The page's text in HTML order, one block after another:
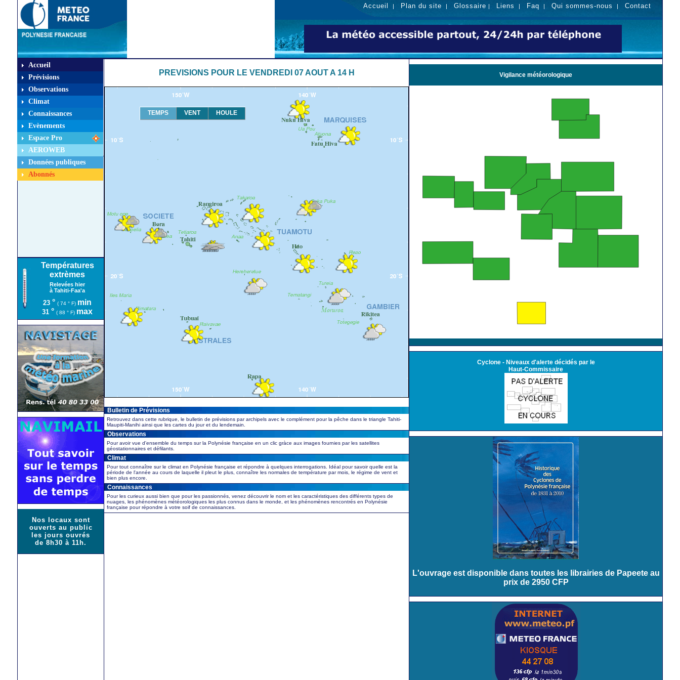
Accueil
Prévisions
Observations
Climat
Connaissances
Evènements
Espace Pro
AEROWEB
Données publiques
Abonnés
Accueil | Plan du site | Glossaire | Liens | Faq | Qui sommes-nous | Contact
Températures
extrèmes
Relevées hier
à Tahiti-Faa'a
23 ° ( 74 ° F) min
31 ° ( 88 ° F) max
Nos locaux sont
ouverts au public
les jours ouvrés
de 8h30 à 11h.
PREVISIONS POUR LE VENDREDI 07 AOUT A 14 H
TEMPS VENT HOULE
Bulletin de Prévisions
Retrouvez dans cette rubrique, le bulletin de prévisions par archipels avec le complément pour la pêche dans le triangle Tahiti-
Maupiti-Manihi ainsi que les cartes du jour et du lendemain.
Observations
Pour avoir vue d'ensemble du temps sur la Polynésie française en un clic gràce aux images fournies par les satellites
géostationnaires et défilants.
Climat
Pour tout connaître sur le climat en Polynésie française et répondre à quelques interrogations. Idéal pour savoir quelle est la
période de l'année au cours de laquelle il pleut le plus, connaître les normales de température par mois, le régime de vent et
bien plus encore.
Connaissances
Pour les curieux aussi bien que pour les passionnés, venez découvrir le nom et les caractéristiques des différents types de
nuages, les phénomènes météorologiques les plus connus dans le monde, et les phénomènes rencontrés en Polynésie
française pour répondre à votre soif de connaissances.
Vigilance météorologique
Cyclone - Niveaux d'alerte décidés par le
Haut-Commissaire
L'ouvrage est disponible dans toutes les librairies de Papeete au
prix de 2950 CFP